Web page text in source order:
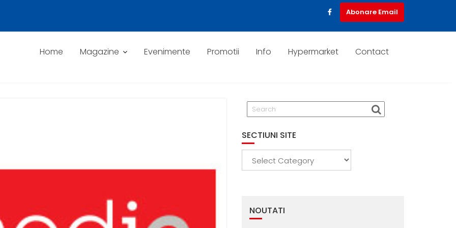
Abonare Email
Home Magazine Evenimente Promotii Info Hypermarket Contact
SECTIUNI SITE
NOUTATI